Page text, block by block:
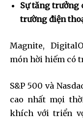
Sự tăng trưởng
trường điện
Magnite,
món hời hiếm có
S&P 500 và
cao nhất mọi
khích với triển